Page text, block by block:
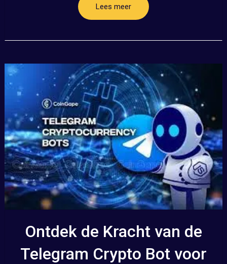
Lees meer
Ontdek de Kracht van de
Telegram Crypto Bot voor